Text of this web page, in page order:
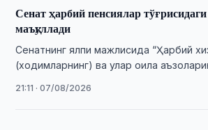
Сенат ҳарбий пенсиялар тўғрисидаги
маъқуллади
Сенатнинг ялпи мажлисида “Ҳарбий
(ходимларнинг) ва улар оила
21:11 · 07/08/2026